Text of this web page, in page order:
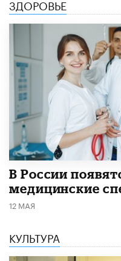
ЗДОРОВЬЕ
В России
медицинские
12 МАЯ
КУЛЬТУРА